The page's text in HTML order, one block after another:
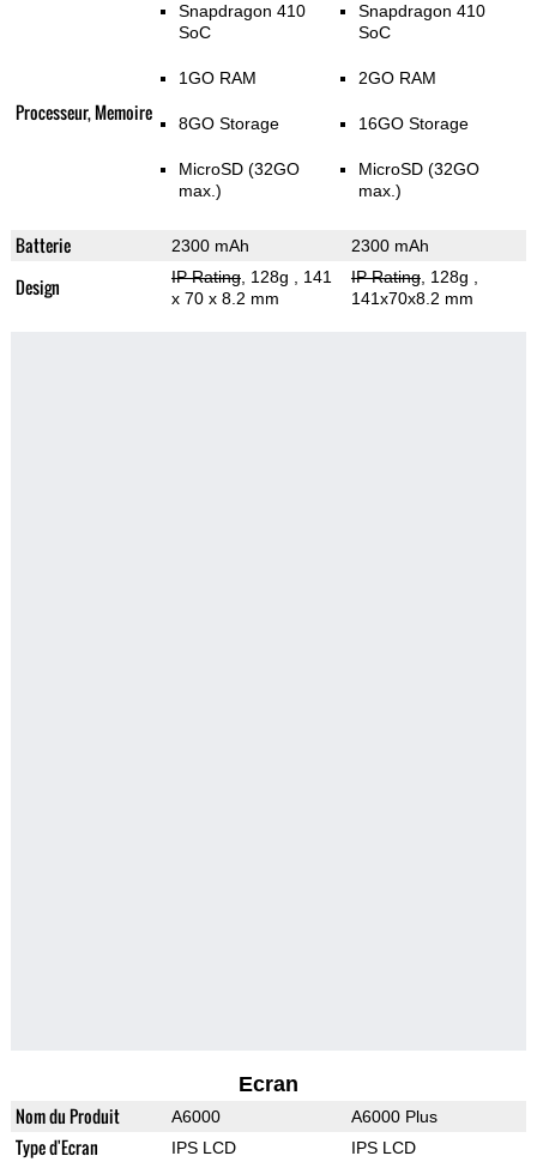
Processeur, Memoire
Snapdragon 410
SoC
1GO RAM
8GO Storage
MicroSD (32GO
max.)
Snapdragon 410
SoC
2GO RAM
16GO Storage
MicroSD (32GO
max.)
Batterie 2300 mAh 2300 mAh
Design IP Rating, 128g
, 141
x 70 x 8.2 mm
IP Rating, 128g
141x70x8.2 mm
Ecran
Nom du Produit A6000 A6000 Plus
Type d'Ecran IPS LCD IPS LCD